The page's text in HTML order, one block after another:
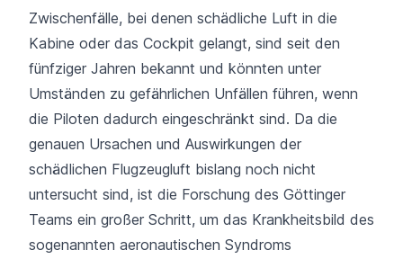
Zwischenfälle, bei denen schädliche Luft in die
Kabine oder das Cockpit gelangt, sind seit den
fünfziger Jahren bekannt und könnten unter
Umständen zu gefährlichen Unfällen führen, wenn
die Piloten dadurch eingeschränkt sind. Da die
genauen Ursachen und Auswirkungen der
schädlichen Flugzeugluft bislang noch nicht
untersucht sind, ist die Forschung des Göttinger
Teams ein großer Schritt, um das Krankheitsbild des
sogenannten aeronautischen Syndroms